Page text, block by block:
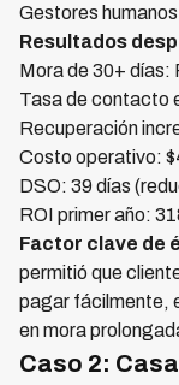
Gestores
Resultados
Mora de 30+ días:
Tasa de contacto
Recuperación
Costo operativo:
DSO: 39 días
ROI primer año:
Factor clave de
permitió que
pagar fácilmente,
en mora
Caso 2: